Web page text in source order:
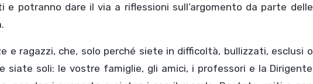
potranno dare il via a riflessioni sull’argomento da parte delle
e ragazzi, che, solo perché siete in difficoltà, bullizzati, esclusi o
siate soli: le vostre famiglie, gli amici, i professori e la Dirigente